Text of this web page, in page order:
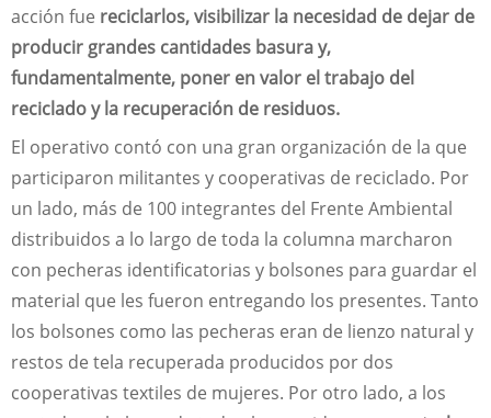
acción fue reciclarlos, visibilizar la necesidad de dejar de
producir grandes cantidades basura y,
fundamentalmente, poner en valor el trabajo del
reciclado y la recuperación de residuos.
El operativo contó con una gran organización de la que
participaron militantes y cooperativas de reciclado. Por
un lado, más de 100 integrantes del Frente Ambiental
distribuidos a lo largo de toda la columna marcharon
con pecheras identificatorias y bolsones para guardar el
material que les fueron entregando los presentes. Tanto
los bolsones como las pecheras eran de lienzo natural y
restos de tela recuperada producidos por dos
cooperativas textiles de mujeres. Por otro lado, a los